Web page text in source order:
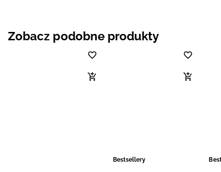
Zobacz podobne produkty
Bestsellery